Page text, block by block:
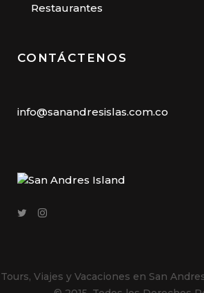
Restaurantes
CONTÁCTENOS
info@sanandresislas.com.co
Tours, Viajes y Vacaciones en San